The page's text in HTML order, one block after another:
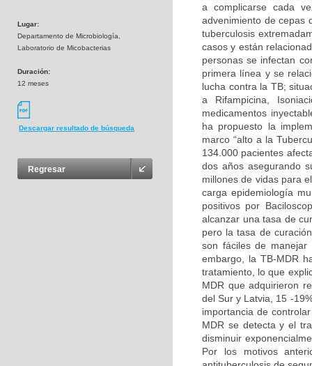
Lugar:
Departamento de Microbiología,
Laboratorio de Micobacterias
Duración:
12 meses
Descargar resultado de búsqueda
Regresar
a complicarse cada
advenimiento de cepas
tuberculosis
casos y están
personas se infectan
primera línea y se
lucha contra la TB;
a Rifampicina,
medicamentos
ha propuesto la
marco “alto a la
134.000 pacientes
dos años asegurando
millones de vidas para
carga epidemiología
positivos por
alcanzar una tasa de
pero la tasa de
son fáciles de manejar
embargo, la TB-MDR
tratamiento, lo que
MDR que adquirieron
del Sur y Latvia, 15 -
importancia de
MDR se detecta y el
disminuir
Por los motivos